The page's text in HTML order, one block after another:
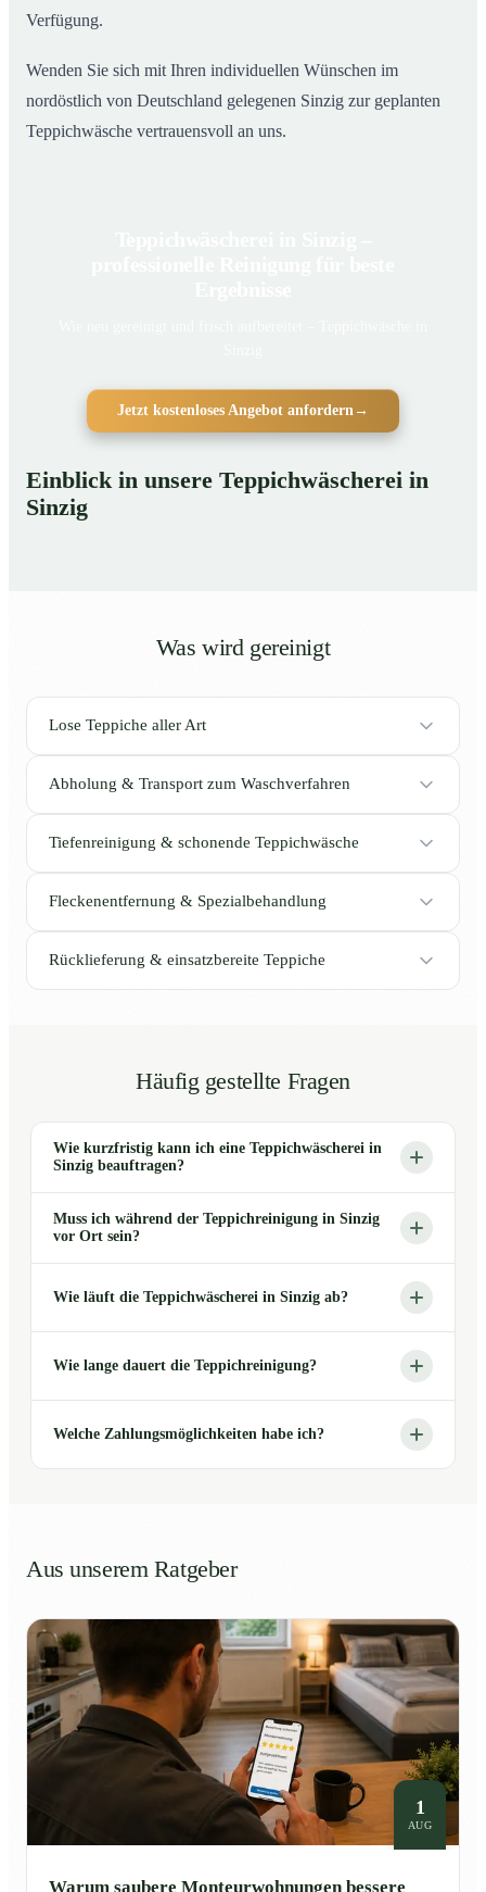
Verfügung.
Wenden Sie sich mit Ihren individuellen Wünschen im
nordöstlich von Deutschland gelegenen Sinzig zur geplanten
Teppichwäsche vertrauensvoll an uns.
Jetzt kostenloses Angebot anfordern →
Einblick in unsere Teppichwäscherei in
Sinzig
Was wird gereinigt
Lose Teppiche aller Art
Abholung & Transport zum Waschverfahren
Tiefenreinigung & schonende Teppichwäsche
Fleckenentfernung & Spezialbehandlung
Rücklieferung & einsatzbereite Teppiche
Häufig gestellte Fragen
Wie kurzfristig kann ich eine Teppichwäscherei in
Sinzig beauftragen?
Muss ich während der Teppichreinigung in Sinzig
vor Ort sein?
Wie läuft die Teppichwäscherei in Sinzig ab?
Wie lange dauert die Teppichreinigung?
Welche Zahlungsmöglichkeiten habe ich?
Aus unserem Ratgeber
1
AUG
Warum saubere Monteurwohnungen bessere